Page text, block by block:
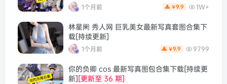
1个月前 ￥9.9 1W+
林星阑 秀人网 巨乳美女最新写真套图合集下
载[持续更新]
1个月前 ￥9.9 9799
你的负卿 cos 最新写真图包合集下载[持续更
新][更新至 36 期]